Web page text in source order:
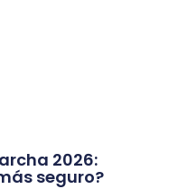
2026:
seguro?